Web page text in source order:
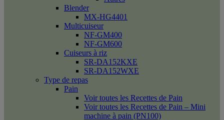
Blender
MX-HG4401
Multicuiseur
NF-GM400
NF-GM600
Cuiseurs à riz
SR-DA152KXE
SR-DA152WXE
Type de repas
Pain
Voir toutes les Recettes de Pain
Voir toutes les Recettes de Pain – Mini
machine à pain (PN100)